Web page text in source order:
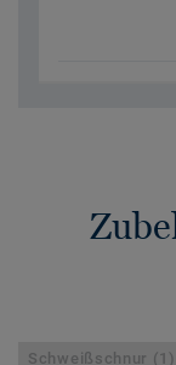
Schweißschnur (1)